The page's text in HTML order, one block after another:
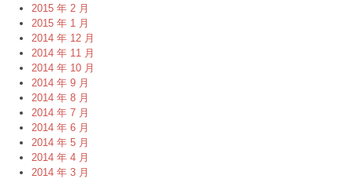
2015 年 2 月
2015 年 1 月
2014 年 12 月
2014 年 11 月
2014 年 10 月
2014 年 9 月
2014 年 8 月
2014 年 7 月
2014 年 6 月
2014 年 5 月
2014 年 4 月
2014 年 3 月